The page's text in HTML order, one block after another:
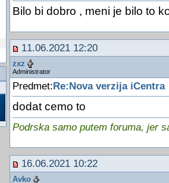
Bilo bi dobro , meni je bilo to
11.06.2021 12:20
zxz
Administrator
Predmet: Re:Nova verzija iCentra
dodat cemo to
Podrska samo putem foruma, jer
16.06.2021 10:22
Avko